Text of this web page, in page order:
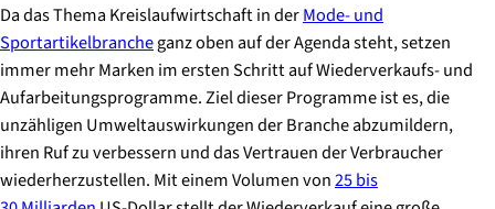
Da das Thema Kreislaufwirtschaft in derMode- und
Sportartikelbrancheganz oben auf der Agenda steht, setzen
immer mehr Marken im ersten Schritt auf Wiederverkaufs- und
Aufarbeitungsprogramme. Ziel dieser Programme ist es, die
unzähligen Umweltauswirkungen der Branche abzumildern,
ihren Ruf zu verbessern und das Vertrauen der Verbraucher
wiederherzustellen. Mit einem Volumen von25 bis